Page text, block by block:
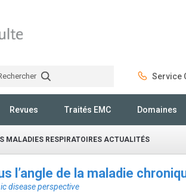
Service
Revues Traités EMC Domaines
MALADIES RESPIRATOIRES ACTUALITÉS
l’angle de la maladie
disease perspective